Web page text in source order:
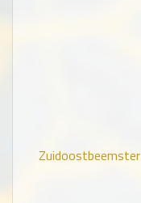
Zuidoostbeemster